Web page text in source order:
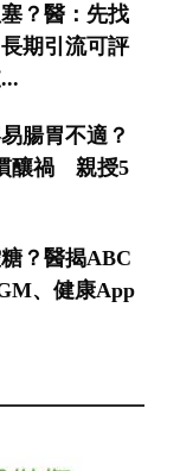
？醫：先找
期引流可評
腸胃不適？
釀禍 親授5
？醫揭ABC
、健康App